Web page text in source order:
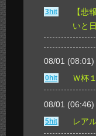
3hit
【悲
いと
08/01
0hit
Ｗ杯
08/01
5hit
レア